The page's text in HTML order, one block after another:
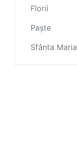
Florii
Paște
Sfânta Maria